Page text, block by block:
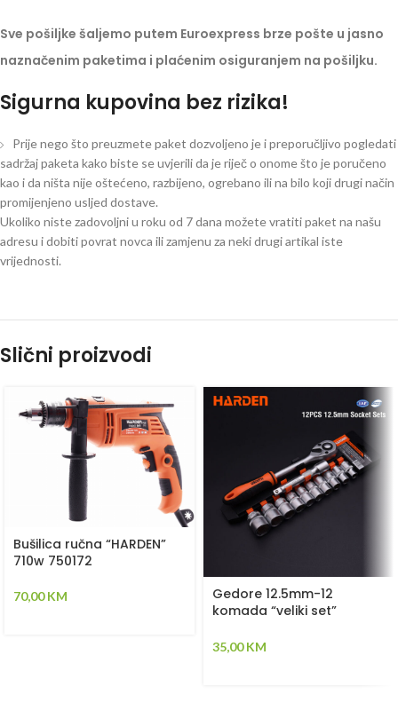
Sve pošiljke šaljemo putem Euroexpress brze pošte u jasno
naznačenim paketima i plaćenim osiguranjem na pošiljku.
Sigurna kupovina bez rizika!
Prije nego što preuzmete paket dozvoljeno je i preporučljivo pogledati
sadržaj paketa kako biste se uvjerili da je riječ o onome što je poručeno
kao i da ništa nije oštećeno, razbijeno, ogrebano ili na bilo koji drugi način
promijenjeno usljed dostave.
Ukoliko niste zadovoljni u roku od 7 dana možete vratiti paket na našu
adresu i dobiti povrat novca ili zamjenu za neki drugi artikal iste
vrijednosti.
Slični proizvodi
Bušilica ručna “HARDEN”
710w 750172
70,00KM
Gedore 12.5mm-12
komada “veliki set”
35,00KM